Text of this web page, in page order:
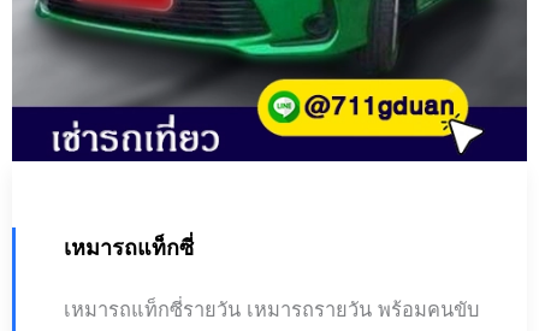
เหมารถแท็กซี่
เหมารถแท็กซี่รายวัน เหมารถรายวัน พร้อมคนขับ